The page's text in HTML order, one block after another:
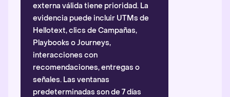
externa válida tiene prioridad. La
evidencia puede incluir UTMs de
Hellotext, clics de Campañas,
Playbooks o Journeys,
interacciones con
recomendaciones, entregas o
señales. Las ventanas
predeterminadas son de 7 días